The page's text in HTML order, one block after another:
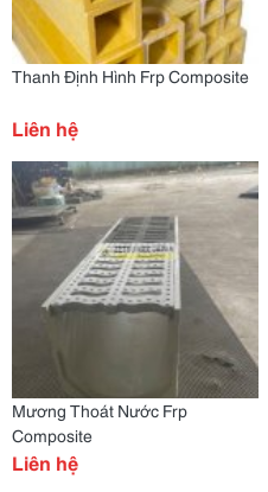
Thanh Định Hình Frp Composite
Liên hệ
Mương Thoát Nước Frp
Composite
Liên hệ